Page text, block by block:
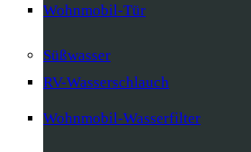
Wohnmobil-Tür
Süßwasser
RV-Wasserschlauch
Wohnmobil-Wasserfilter